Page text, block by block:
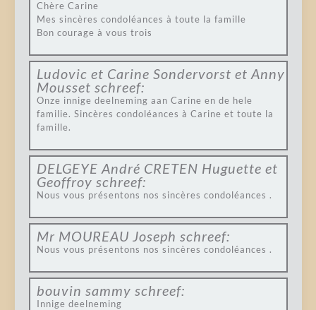
Chère Carine
Mes sincères condoléances à toute la famille
Bon courage à vous trois
Ludovic et Carine Sondervorst et Anny
Mousset schreef:
Onze innige deelneming aan Carine en de hele
familie. Sincères condoléances à Carine et toute la
famille.
DELGEYE André CRETEN Huguette et
Geoffroy schreef:
Nous vous présentons nos sincères condoléances .
Mr MOUREAU Joseph schreef:
Nous vous présentons nos sincères condoléances .
bouvin sammy schreef:
Innige deelneming